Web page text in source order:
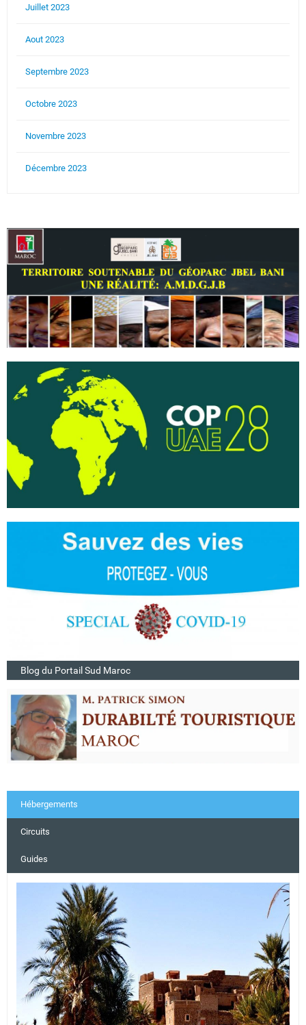
Juillet 2023
Aout 2023
Septembre 2023
Octobre 2023
Novembre 2023
Décembre 2023
Blog du Portail Sud Maroc
Hébergements
Circuits
Guides